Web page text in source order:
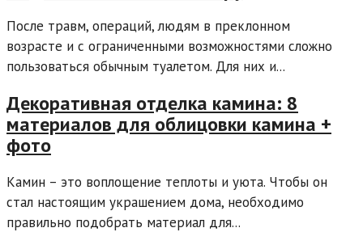
После травм, операций, людям в преклонном
возрасте и с ограниченными возможностями сложно
пользоваться обычным туалетом. Для них и...
Декоративная отделка камина: 8
материалов для облицовки камина +
фото
Камин – это воплощение теплоты и уюта. Чтобы он
стал настоящим украшением дома, необходимо
правильно подобрать материал для...